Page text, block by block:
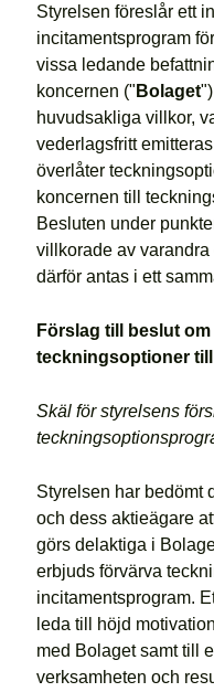
Styrelsen föreslår ett
incitamentsprogram
vissa ledande
koncernen (" Bolaget
huvudsakliga villkor,
vederlagsfritt
överlåter
koncernen till
Besluten under
villkorade av
därför antas i ett
Förslag till beslut
teckningsoptioner
Skäl för styrelsens
Styrelsen har bedömt
och dess aktieägare
görs delaktiga i
erbjuds förvärva
incitamentsprogram.
leda till höjd
med Bolaget samt till
verksamheten och